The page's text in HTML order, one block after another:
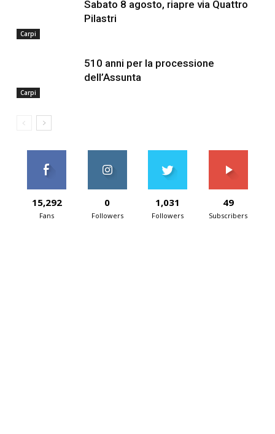
Carpi
Sabato 8 agosto, riapre via Quattro
Pilastri
Carpi
510 anni per la processione
dell’Assunta
15,292
Fans
0
Followers
1,031
Followers
49
Subscribers